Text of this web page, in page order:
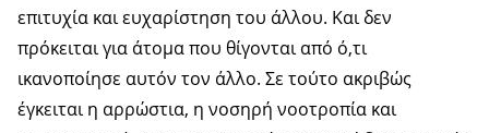
επιτυχία και ευχαρίστηση του άλλου. Και δεν
πρόκειται για άτομα που θίγονται από ό,τι
ικανοποίησε αυτόν τον άλλο. Σε τούτο ακριβώς
έγκειται η αρρώστια, η νοσηρή νοοτροπία και